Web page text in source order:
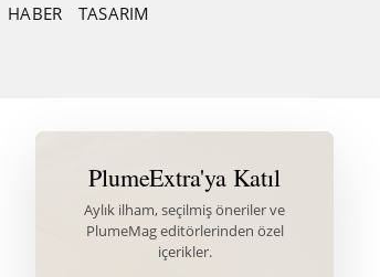
HABER
TASARIM
PlumeExtra'ya Katıl
Aylık ilham, seçilmiş öneriler ve
PlumeMag editörlerinden özel
içerikler.